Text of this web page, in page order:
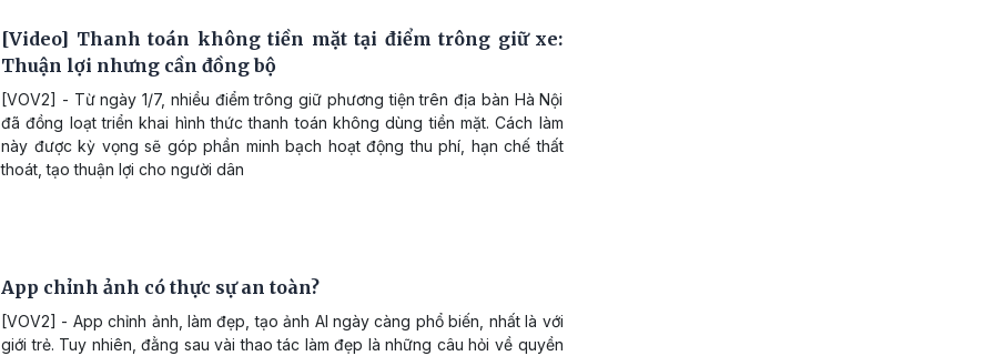
[Video] Thanh toán không tiền mặt tại điểm trông giữ xe:
Thuận lợi nhưng cần đồng bộ
[VOV2] - Từ ngày 1/7, nhiều điểm trông giữ phương tiện trên địa bàn Hà Nội
đã đồng loạt triển khai hình thức thanh toán không dùng tiền mặt. Cách làm
này được kỳ vọng sẽ góp phần minh bạch hoạt động thu phí, hạn chế thất
thoát, tạo thuận lợi cho người dân
App chỉnh ảnh có thực sự an toàn?
[VOV2] - App chỉnh ảnh, làm đẹp, tạo ảnh AI ngày càng phổ biến, nhất là với
giới trẻ. Tuy nhiên, đằng sau vài thao tác làm đẹp là những câu hỏi về quyền